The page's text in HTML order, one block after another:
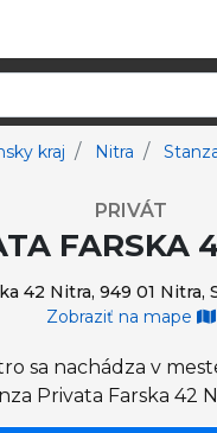
kraj Nitra
PRIVÁT
FARSKA
42 Nitra, 949 01 Nitra,
Zobraziť na mape
sa nachádza v
Privata Farska